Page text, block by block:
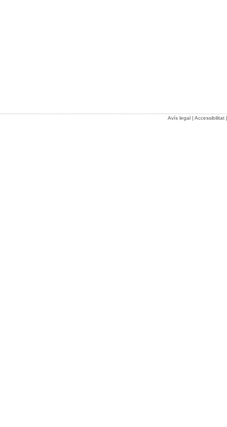
Avís legal| Accessibilitat